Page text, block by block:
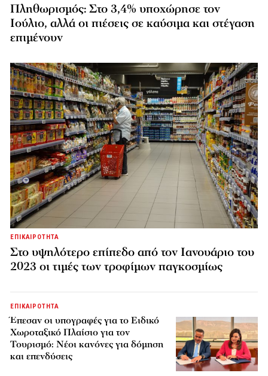
Πληθωρισμός: Στο 3,4% υποχώρησε τον
Ιούλιο, αλλά οι πιέσεις σε καύσιμα και στέγαση
επιμένουν
ΕΠΙΚΑΙΡΟΤΗΤΑ
Στο υψηλότερο επίπεδο από τον Ιανουάριο του
2023 οι τιμές των τροφίμων παγκοσμίως
ΕΠΙΚΑΙΡΟΤΗΤΑ
Έπεσαν οι υπογραφές για το Ειδικό
Χωροταξικό Πλαίσιο για τον
Τουρισμό: Νέοι κανόνες για δόμηση
και επενδύσεις